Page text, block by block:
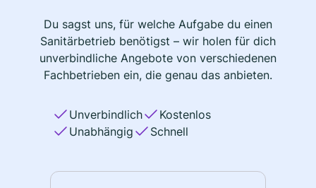
Du sagst uns, für welche Aufgabe du einen
Sanitärbetrieb benötigst – wir holen für dich
unverbindliche Angebote von verschiedenen
Fachbetrieben ein, die genau das anbieten.
Unverbindlich
Kostenlos
Unabhängig
Schnell